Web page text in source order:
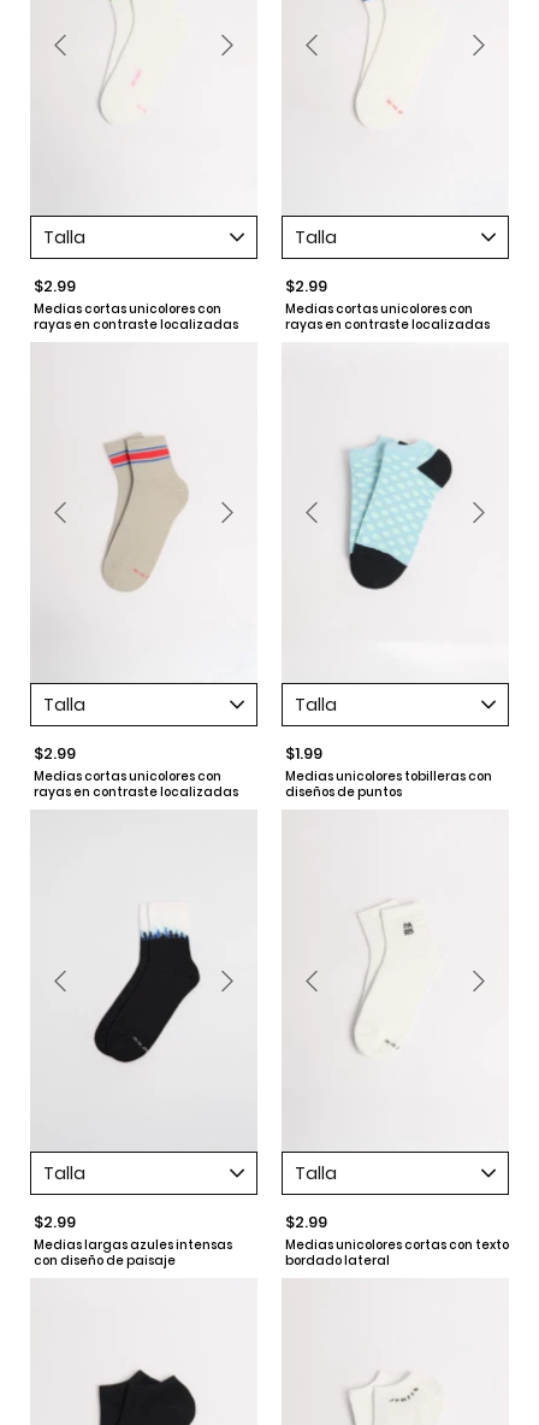
Talla
$2.99
Medias cortas unicolores con
rayas en contraste localizadas
Talla
$2.99
Medias cortas unicolores con
rayas en contraste localizadas
Talla
$2.99
Medias cortas unicolores con
rayas en contraste localizadas
Talla
$1.99
Medias unicolores tobilleras con
diseños de puntos
Talla
$2.99
Medias largas azules intensas
con diseño de paisaje
Talla
$2.99
Medias unicolores cortas con texto
bordado lateral